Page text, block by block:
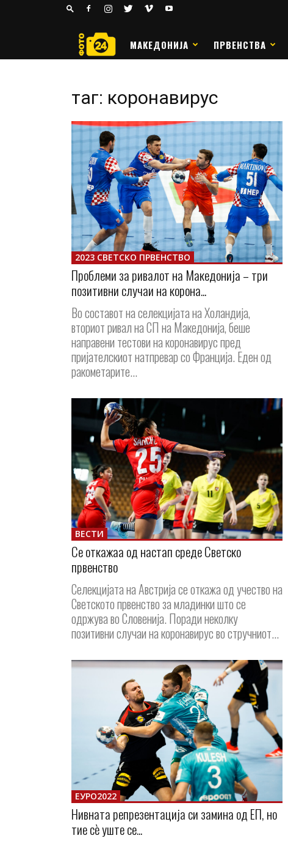
РАКОМЕТ
МАКЕДОНИЈА ПРВЕНСТВА
таг: коронавирус
2023 СВЕТСКО ПРВЕНСТВО
Проблеми за ривалот на Македонија – три
позитивни случаи на корона...
Во составот на селекцијата на Холандија,
вториот ривал на СП на Македонија, беше
направени тестови на коронавирус пред
пријателскиот натпревар со Франција. Еден од
ракометарите...
ВЕСТИ
Се откажаа од настап среде Светско
првенство
Селекцијата на Австрија се откажа од учество на
Светското првенство за младинки што се
одржува во Словенија. Поради неколку
позитивни случаи на коронавирус во стручниот...
ЕУРО2022
Нивната репрезентација си замина од ЕП, но
тие сè уште се...